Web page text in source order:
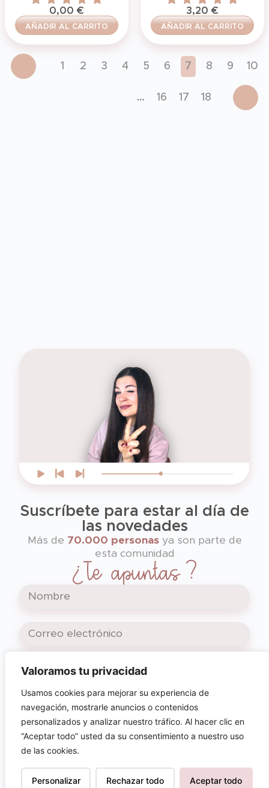
Valoramos tu privacidad
Usamos cookies para mejorar su experiencia de
navegación, mostrarle anuncios o contenidos
personalizados y analizar nuestro tráfico. Al hacer clic en
“Aceptar todo” usted da su consentimiento a nuestro uso
de las cookies.
Personalizar Rechazar todo Aceptar todo
0,00 €
AÑADIR AL CARRITO
3,20 €
AÑADIR AL CARRITO
1 2 3 4 5 6 7 8 9 10
… 16 17 18
Suscríbete para estar al día de
las novedades
Más de 70.000 personasya son parte de
esta comunidad
¿Te apuntas?
SUSCRIBIRME
Al pinchar en suscribirme, aceptas nuestra
política de privacidad y la recepción de
nuestros correos electrónicos.